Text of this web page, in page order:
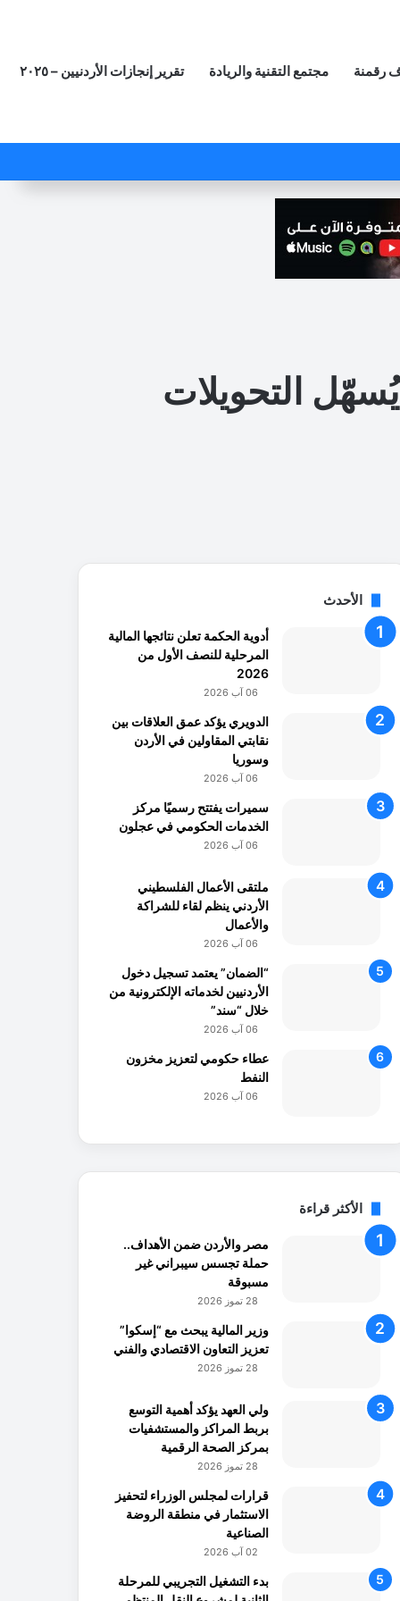
رقمنة مجتمع التقنية والريادة تقرير إنجازات الأردنيين – ٢٠٢٥
يُسهّل التحويلات
الأحدث
أدوية الحكمة تعلن نتائجها المالية
المرحلية للنصف الأول من
2026
06 آب 2026
الدويري يؤكد عمق العلاقات بين
نقابتي المقاولين في الأردن
وسوريا
06 آب 2026
سميرات يفتتح رسميًا مركز
الخدمات الحكومي في عجلون
06 آب 2026
ملتقى الأعمال الفلسطيني
الأردني ينظم لقاء للشراكة
والأعمال
06 آب 2026
“الضمان” يعتمد تسجيل دخول
الأردنيين لخدماته الإلكترونية من
خلال “سند”
06 آب 2026
عطاء حكومي لتعزيز مخزون
النفط
06 آب 2026
الأكثر قراءة
مصر والأردن ضمن الأهداف..
حملة تجسس سيبراني غير
مسبوقة
28 تموز 2026
وزير المالية يبحث مع “إسكوا”
تعزيز التعاون الاقتصادي والفني
28 تموز 2026
ولي العهد يؤكد أهمية التوسع
بربط المراكز والمستشفيات
بمركز الصحة الرقمية
28 تموز 2026
قرارات لمجلس الوزراء لتحفيز
الاستثمار في منطقة الروضة
الصناعية
02 آب 2026
بدء التشغيل التجريبي للمرحلة